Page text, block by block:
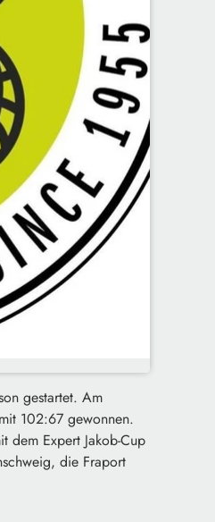
gestartet. Am
102:67 gewonnen.
Expert Jakob-Cup
die Fraport